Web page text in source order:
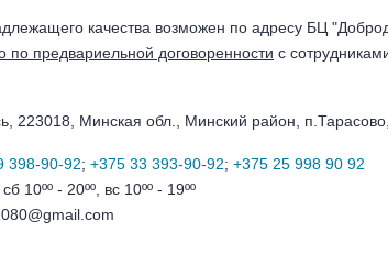
качества возможен по адресу БЦ
по предвариельной договоренности с
223018, Минская обл., Минский район,
398-90-92; +375 33 393-90-92; +375 25 998 90 92
10ºº - 20ºº, вс 10ºº - 19ºº